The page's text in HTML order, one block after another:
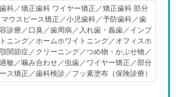
科／矯正歯科 ワイヤー矯正／矯正歯科 部分
ウスピース矯正／小児歯科／予防歯科／歯
診療／口臭／歯周病／入れ歯・義歯／インプ
ニング／ホームホワイトニング／オフィスホ
関節症／クリーニング／つめ物・かぶせ物／
敏／噛み合わせ／虫歯／ワイヤー矯正／部分
ス矯正／歯科検診／フッ素塗布（保険診療）